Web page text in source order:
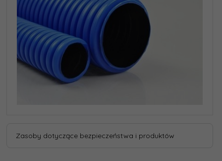
Zasoby dotyczące bezpieczeństwa i produktów